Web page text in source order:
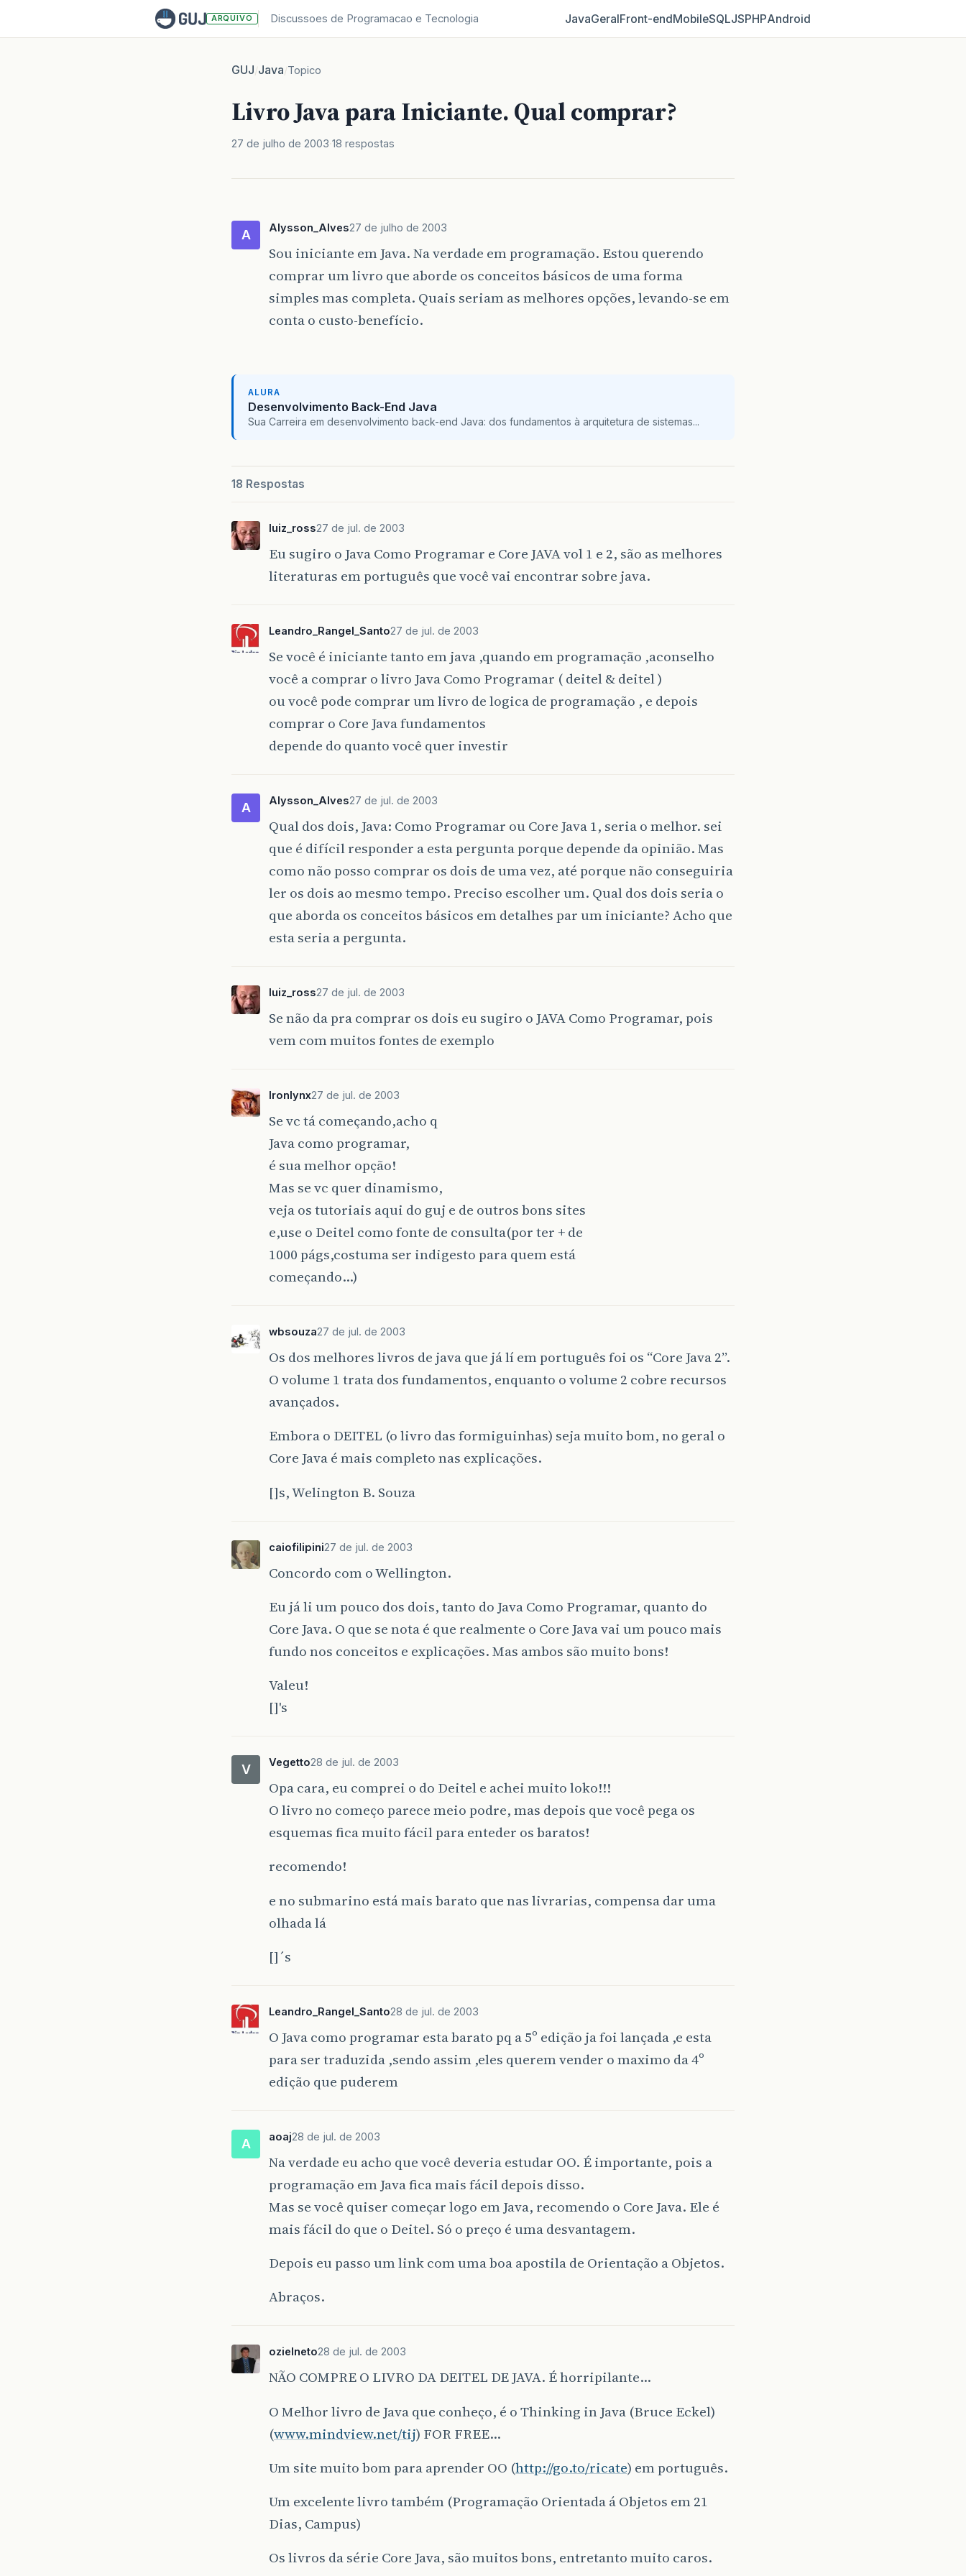
ARQUIVO Discussoes de Programacao e Tecnologia JavaGeralFront‑endMobileSQLJSPHPAndroid
GUJ/Java/Topico
Livro Java para Iniciante. Qual comprar?
27 de julho de 2003 18 respostas
A Alysson_Alves27 de julho de 2003
Sou iniciante em Java. Na verdade em programação. Estou querendo
comprar um livro que aborde os conceitos básicos de uma forma
simples mas completa. Quais seriam as melhores opções, levando-se em
conta o custo-benefício.
ALURA
Desenvolvimento Back-End Java
Sua Carreira em desenvolvimento back-end Java: dos fundamentos à arquitetura de sistemas...
18 Respostas
luiz_ross27 de jul. de 2003
Eu sugiro o Java Como Programar e Core JAVA vol 1 e 2, são as melhores
literaturas em português que você vai encontrar sobre java.
Leandro_Rangel_Santo27 de jul. de 2003
Se você é iniciante tanto em java ,quando em programação ,aconselho
você a comprar o livro Java Como Programar ( deitel & deitel )
ou você pode comprar um livro de logica de programação , e depois
comprar o Core Java fundamentos
depende do quanto você quer investir
A Alysson_Alves27 de jul. de 2003
Qual dos dois, Java: Como Programar ou Core Java 1, seria o melhor. sei
que é difícil responder a esta pergunta porque depende da opinião. Mas
como não posso comprar os dois de uma vez, até porque não conseguiria
ler os dois ao mesmo tempo. Preciso escolher um. Qual dos dois seria o
que aborda os conceitos básicos em detalhes par um iniciante? Acho que
esta seria a pergunta.
luiz_ross27 de jul. de 2003
Se não da pra comprar os dois eu sugiro o JAVA Como Programar, pois
vem com muitos fontes de exemplo
Ironlynx27 de jul. de 2003
Se vc tá começando,acho q
Java como programar,
é sua melhor opção!
Mas se vc quer dinamismo,
veja os tutoriais aqui do guj e de outros bons sites
e,use o Deitel como fonte de consulta(por ter + de
1000 págs,costuma ser indigesto para quem está
começando…)
wbsouza27 de jul. de 2003
Os dos melhores livros de java que já lí em português foi os “Core Java 2”.
O volume 1 trata dos fundamentos, enquanto o volume 2 cobre recursos
avançados.
Embora o DEITEL (o livro das formiguinhas) seja muito bom, no geral o
Core Java é mais completo nas explicações.
[]s, Welington B. Souza
caiofilipini27 de jul. de 2003
Concordo com o Wellington.
Eu já li um pouco dos dois, tanto do Java Como Programar, quanto do
Core Java. O que se nota é que realmente o Core Java vai um pouco mais
fundo nos conceitos e explicações. Mas ambos são muito bons!
Valeu!
[]'s
V Vegetto28 de jul. de 2003
Opa cara, eu comprei o do Deitel e achei muito loko!!!
O livro no começo parece meio podre, mas depois que você pega os
esquemas fica muito fácil para enteder os baratos!
recomendo!
e no submarino está mais barato que nas livrarias, compensa dar uma
olhada lá
[]´s
Leandro_Rangel_Santo28 de jul. de 2003
O Java como programar esta barato pq a 5º edição ja foi lançada ,e esta
para ser traduzida ,sendo assim ,eles querem vender o maximo da 4º
edição que puderem
A aoaj28 de jul. de 2003
Na verdade eu acho que você deveria estudar OO. É importante, pois a
programação em Java fica mais fácil depois disso.
Mas se você quiser começar logo em Java, recomendo o Core Java. Ele é
mais fácil do que o Deitel. Só o preço é uma desvantagem.
Depois eu passo um link com uma boa apostila de Orientação a Objetos.
Abraços.
ozielneto28 de jul. de 2003
NÃO COMPRE O LIVRO DA DEITEL DE JAVA. É horripilante…
O Melhor livro de Java que conheço, é o Thinking in Java (Bruce Eckel)
(www.mindview.net/tij) FOR FREE…
Um site muito bom para aprender OO (http://go.to/ricate) em português.
Um excelente livro também (Programação Orientada á Objetos em 21
Dias, Campus)
Os livros da série Core Java, são muitos bons, entretanto muito caros.